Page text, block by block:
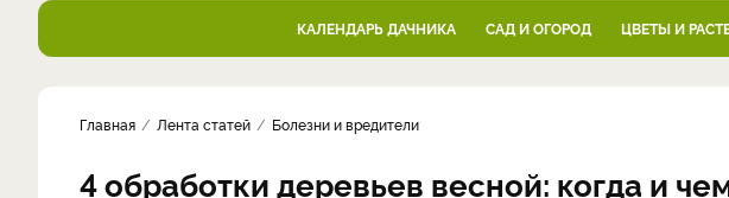
КАЛЕНДАРЬ ДАЧНИКА САД И ОГОРОД ЦВЕТЫ И
Главная Лента статей Болезни и вредители
4 обработки деревьев весной: когда и